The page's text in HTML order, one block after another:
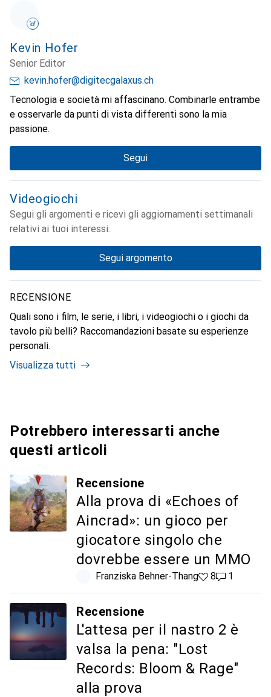
Kevin Hofer
Senior Editor
kevin.hofer@digitecgalaxus.ch
Tecnologia e società mi affascinano. Combinarle entrambe
e osservarle da punti di vista differenti sono la mia
passione.
Segui
Videogiochi
Segui gli argomenti e ricevi gli aggiornamenti settimanali
relativi ai tuoi interessi.
Segui argomento
RECENSIONE
Quali sono i film, le serie, i libri, i videogiochi o i giochi da
tavolo più belli? Raccomandazioni basate su esperienze
personali.
Visualizza tutti
Potrebbero interessarti anche
questi articoli
Recensione
Alla prova di «Echoes of
Aincrad»: un gioco per
giocatore singolo che
dovrebbe essere un MMO
Franziska Behner-Thang8 like
81 commento
1
Recensione
L'attesa per il nastro 2 è
valsa la pena: "Lost
Records: Bloom & Rage"
alla prova